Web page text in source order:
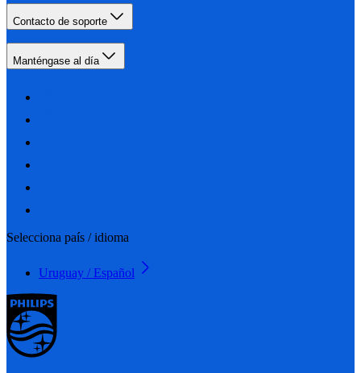
Contacto de soporte
Manténgase al día
Selecciona país / idioma
Uruguay / Español